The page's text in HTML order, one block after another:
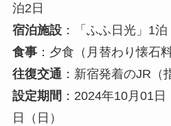
泊2日
宿泊施設：「ふふ日光」1泊
食事：夕食（月替わり懐石
往復交通：新宿発着のJR（
設定期間 ：2024年10月01
日（日）